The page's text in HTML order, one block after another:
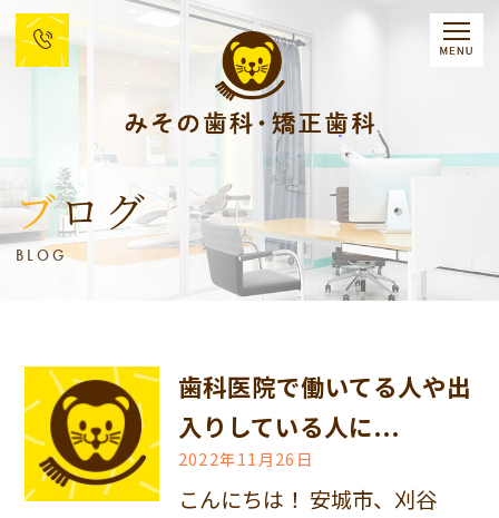
ブログ
BLOG
歯科医院で働いてる人や出
入りしている人に...
2022年11月26日
こんにちは！ 安城市、刈谷